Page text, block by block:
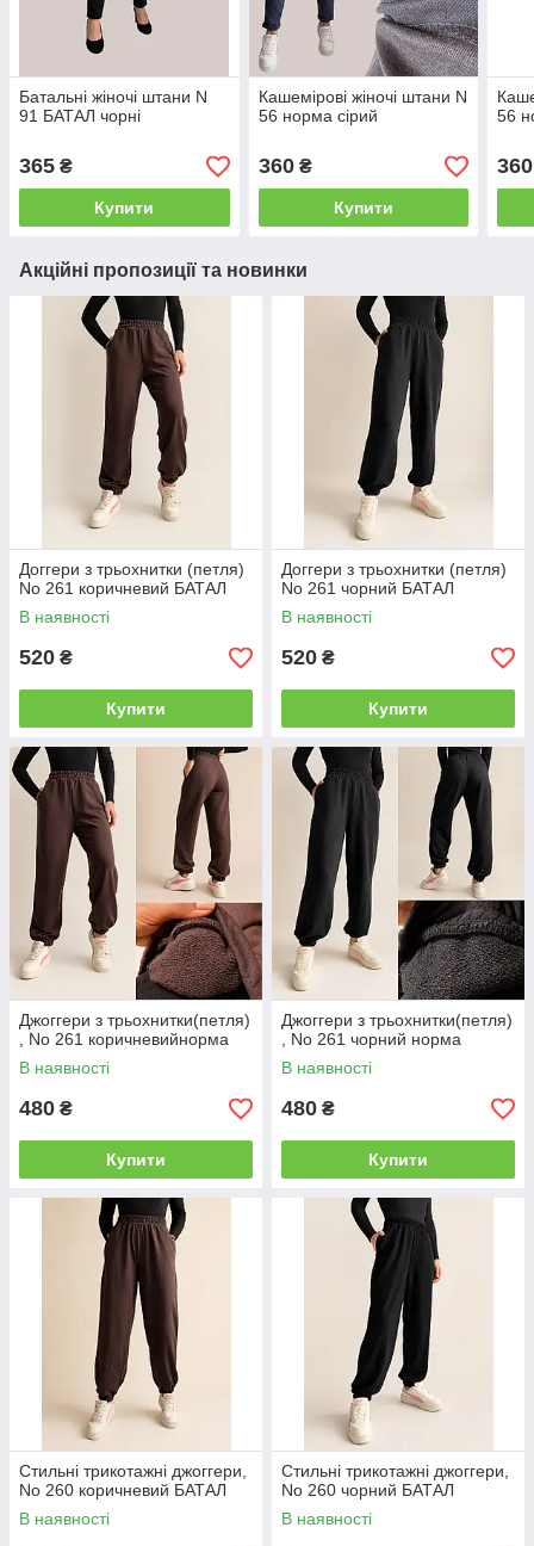
Батальні жіночі штани N
91 БАТАЛ чорні
365 ₴
Купити
Кашемірові жіночі штани N
56 норма сірий
360₴
Купити
56
360
Акційні пропозиції та новинки
Доггери з трьохнитки (петля)
No 261 коричневий БАТАЛ
В наявності
520 ₴
Купити
Доггери з трьохнитки (петля)
No 261 чорний БАТАЛ
В наявності
520 ₴
Купити
Джоггери з трьохнитки(петля)
, No 261 коричневийнорма
В наявності
480 ₴
Купити
Джоггери з трьохнитки(петля)
, No 261 чорний норма
В наявності
480 ₴
Купити
Стильні трикотажні джоггери,
No 260 коричневий БАТАЛ
В наявності
Стильні трикотажні джоггери,
No 260 чорний БАТАЛ
В наявності